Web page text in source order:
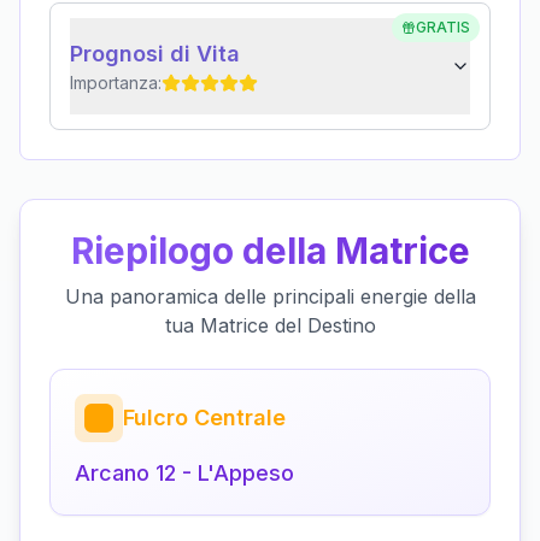
GRATIS
Prognosi di Vita
Importanza:
Riepilogo della Matrice
Una panoramica delle principali energie della
tua Matrice del Destino
Fulcro Centrale
Arcano 12 - L'Appeso